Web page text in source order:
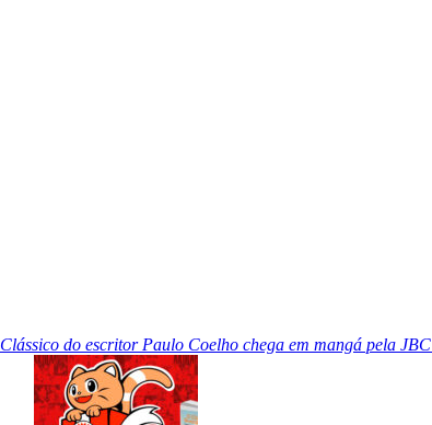
Clássico do escritor Paulo Coelho chega em mangá pela JBC